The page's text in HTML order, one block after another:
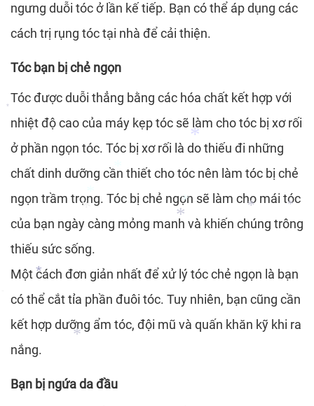
*
*
*
*
*
*
*
ngưng duỗi tóc ở lần kế tiếp. Bạn có thể áp dụng các
cách trị rụng tóc tại nhà để cải thiện.
Tóc bạn bị chẻ ngọn
Tóc được duỗi thẳng bằng các hóa chất kết hợp với
nhiệt độ cao của máy kẹp tóc sẽ làm cho tóc bị xơ rối
ở phần ngọn tóc. Tóc bị xơ rối là do thiếu đi những
chất dinh dưỡng cần thiết cho tóc nên làm tóc bị chẻ
ngọn trầm trọng. Tóc bị chẻ ngọn sẽ làm cho mái tóc
của bạn ngày càng mỏng manh và khiến chúng trông
thiếu sức sống.
Một cách đơn giản nhất để xử lý tóc chẻ ngọn là bạn
có thể cắt tỉa phần đuôi tóc. Tuy nhiên, bạn cũng cần
kết hợp dưỡng ẩm tóc, đội mũ và quấn khăn kỹ khi ra
nắng.
Bạn bị ngứa da đầu